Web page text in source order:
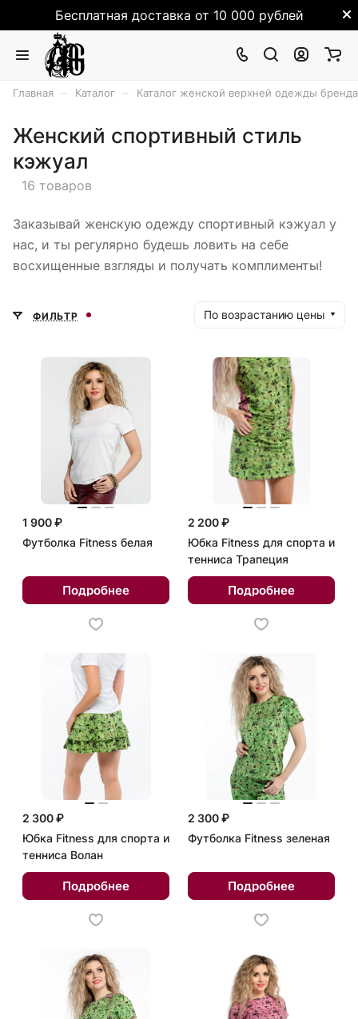
Бесплатная доставка от 10 000 рублей
Главная Каталог Каталог женской верхней одежды
Женский спортивный стиль
кэжуал
16 товаров
Заказывай женскую одежду спортивный кэжуал у
нас, и ты регулярно будешь ловить на себе
восхищенные взгляды и получать комплименты!
ФИЛЬТР По возрастанию цены
1 900 ₽
Футболка Fitness белая
Подробнее
2 200 ₽
Юбка Fitness для спорта и
тенниса Трапеция
Подробнее
2 300 ₽
Юбка Fitness для спорта и
тенниса Волан
Подробнее
2 300 ₽
Футболка Fitness зеленая
Подробнее